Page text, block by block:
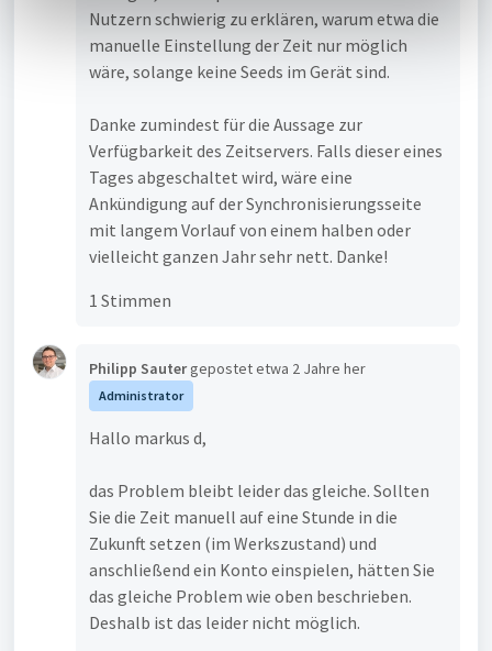
Nutzern schwierig zu erklären, warum etwa die
manuelle Einstellung der Zeit nur möglich
wäre, solange keine Seeds im Gerät sind.
Danke zumindest für die Aussage zur
Verfügbarkeit des Zeitservers. Falls dieser eines
Tages abgeschaltet wird, wäre eine
Ankündigung auf der Synchronisierungsseite
mit langem Vorlauf von einem halben oder
vielleicht ganzen Jahr sehr nett. Danke!
1 Stimmen
Philipp Sauter gepostetetwa 2 Jahre her
Administrator
Hallo markus d,
das Problem bleibt leider das gleiche. Sollten
Sie die Zeit manuell auf eine Stunde in die
Zukunft setzen (im Werkszustand) und
anschließend ein Konto einspielen, hätten Sie
das gleiche Problem wie oben beschrieben.
Deshalb ist das leider nicht möglich.